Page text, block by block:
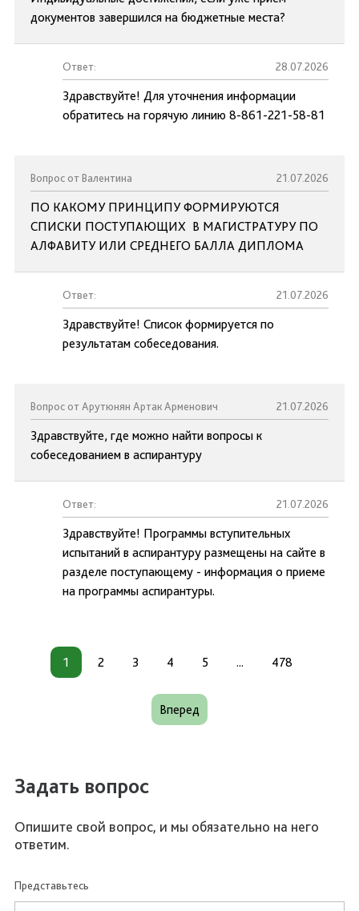
документов завершился на бюджетные места?
Ответ: 28.07.2026
Здравствуйте! Для уточнения информации
обратитесь на горячую линию 8-861-221-58-81
Вопрос от Валентина 21.07.2026
ПО КАКОМУ ПРИНЦИПУ ФОРМИРУЮТСЯ
СПИСКИ ПОСТУПАЮЩИХ В МАГИСТРАТУРУ ПО
АЛФАВИТУ ИЛИ СРЕДНЕГО БАЛЛА ДИПЛОМА
Ответ: 21.07.2026
Здравствуйте! Список формируется по
результатам собеседования.
Вопрос от Арутюнян Артак Арменович 21.07.2026
Здравствуйте, где можно найти вопросы к
собеседованием в аспирантуру
Ответ: 21.07.2026
Здравствуйте! Программы вступительных
испытаний в аспирантуру размещены на сайте в
разделе поступающему - информация о приеме
на программы аспирантуры.
1 2 3 4 5 ... 478
Вперед
Задать вопрос
Опишите свой вопрос, и мы обязательно на него
ответим.
Представьтесь